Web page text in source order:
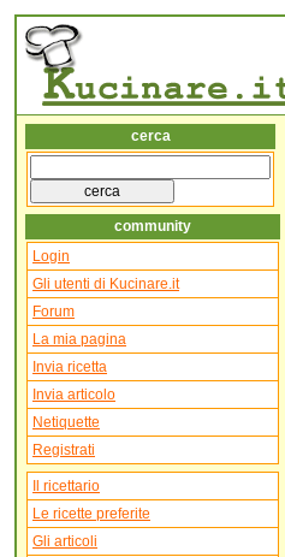
cerca
community
Login
Gli utenti di Kucinare.it
Forum
La mia pagina
Invia ricetta
Invia articolo
Netiquette
Registrati
Il ricettario
Le ricette preferite
Gli articoli